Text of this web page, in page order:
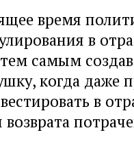
время
в
самым
когда даже
в